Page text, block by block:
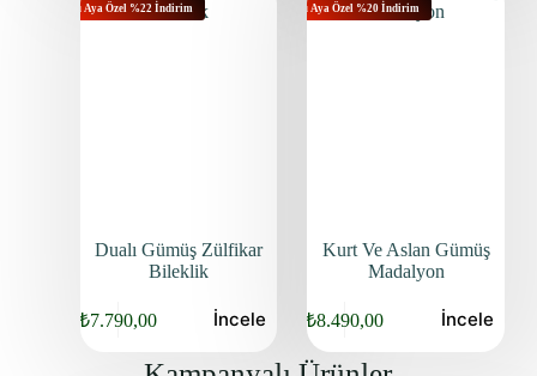
Bu Aya Özel %22 İndirim
Dualı Gümüş Zülfikar
Bileklik
₺7.790,00 İncele
Bu Aya Özel %20 İndirim
Kurt Ve Aslan Gümüş
Madalyon
₺8.490,00 İncele